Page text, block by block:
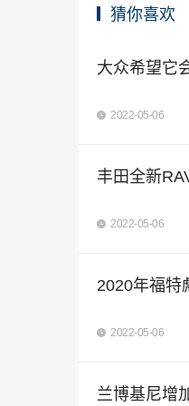
猜你喜欢
大众希望它
2022-05-06
丰田全新
2022-05-06
2020年福特
2022-05-06
兰博基尼增